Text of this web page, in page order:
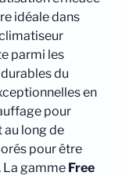
idéale dans
parmi les
du
en
pour
long de
pour être
La gamme Free